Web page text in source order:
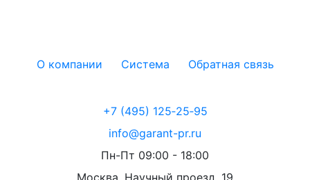
О компании Система Обратная связь
+7 (495) 125‑25‑95
info@garant-pr.ru
Пн-Пт 09:00 - 18:00
Москва, Научный проезд, 19